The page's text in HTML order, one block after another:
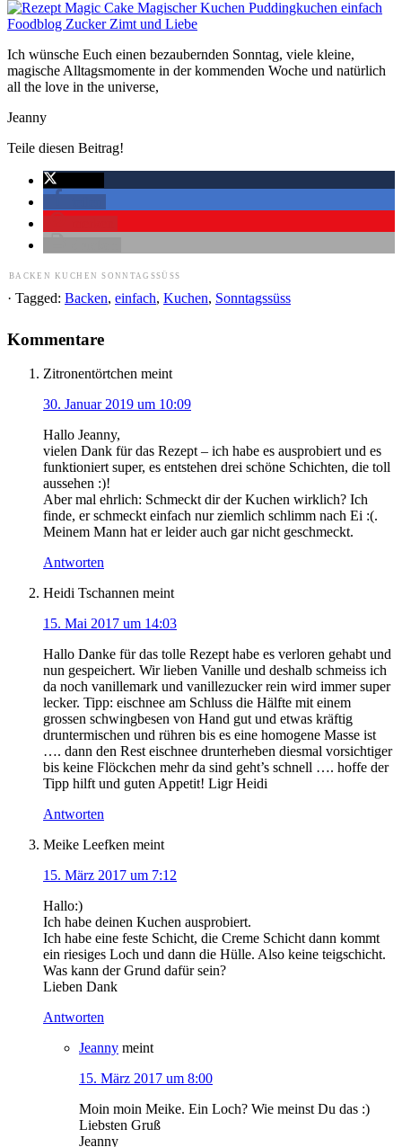
Ich wünsche Euch einen bezaubernden Sonntag, viele kleine,
magische Alltagsmomente in der kommenden Woche und natürlich
all the love in the universe,
Jeanny
Teile diesen Beitrag!
BACKEN KUCHEN SONNTAGSSÜSS
· Tagged: Backen, einfach, Kuchen, Sonntagssüss
Kommentare
Zitronentörtchen meint
30. Januar 2019 um 10:09
Hallo Jeanny,
vielen Dank für das Rezept – ich habe es ausprobiert und es
funktioniert super, es entstehen drei schöne Schichten, die toll
aussehen :)!
Aber mal ehrlich: Schmeckt dir der Kuchen wirklich? Ich
finde, er schmeckt einfach nur ziemlich schlimm nach Ei :(.
Meinem Mann hat er leider auch gar nicht geschmeckt.
Antworten
Heidi Tschannen meint
15. Mai 2017 um 14:03
Hallo Danke für das tolle Rezept habe es verloren gehabt und
nun gespeichert. Wir lieben Vanille und deshalb schmeiss ich
da noch vanillemark und vanillezucker rein wird immer super
lecker. Tipp: eischnee am Schluss die Hälfte mit einem
grossen schwingbesen von Hand gut und etwas kräftig
druntermischen und rühren bis es eine homogene Masse ist
…. dann den Rest eischnee drunterheben diesmal vorsichtiger
bis keine Flöckchen mehr da sind geht’s schnell …. hoffe der
Tipp hilft und guten Appetit! Ligr Heidi
Antworten
Meike Leefken meint
15. März 2017 um 7:12
Hallo:)
Ich habe deinen Kuchen ausprobiert.
Ich habe eine feste Schicht, die Creme Schicht dann kommt
ein riesiges Loch und dann die Hülle. Also keine teigschicht.
Was kann der Grund dafür sein?
Lieben Dank
Antworten
Jeanny meint
15. März 2017 um 8:00
Moin moin Meike. Ein Loch? Wie meinst Du das :)
Liebsten Gruß
Jeanny